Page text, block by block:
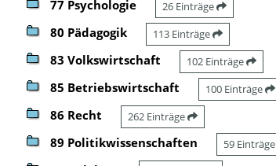
77 Psychologie 26 Einträge
80 Pädagogik 113 Einträge
83 Volkswirtschaft 102 Einträge
85 Betriebswirtschaft 100 Einträge
86 Recht 262 Einträge
89 Politikwissenschaften 59 Einträge